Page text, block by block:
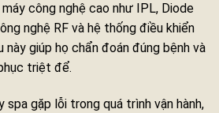
công nghệ cao như IPL, Diode
nghệ RF và hệ thống điều khiển
này giúp họ chẩn đoán đúng bệnh và
triệt để.
spa gặp lỗi trong quá trình vận hành,